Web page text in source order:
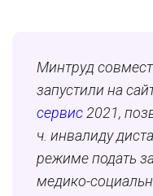
Минтруд
запустили на
сервис2021,
ч. инвалиду
режиме подать
медико-